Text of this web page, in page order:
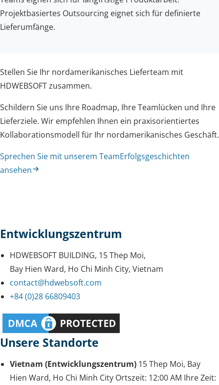
Projektbasiertes Outsourcing eignet sich für definierte
Lieferumfänge.
Stellen Sie Ihr nordamerikanisches Lieferteam mit
HDWEBSOFT zusammen.
Schildern Sie uns Ihre Roadmap, Ihre Teamlücken und Ihre
Lieferziele. Wir empfehlen Ihnen ein praxisorientiertes
Kollaborationsmodell für Ihr nordamerikanisches Geschäft.
Sprechen Sie mit unserem TeamErfolgsgeschichten
ansehen
Entwicklungszentrum
HDWEBSOFT BUILDING, 15 Thep Moi,
Bay Hien Ward, Ho Chi Minh City, Vietnam
contact@hdwebsoft.com
+84 (0)28 66809403
Unsere Standorte
Vietnam (Entwicklungszentrum) 15 Thep Moi, Bay
Hien Ward, Ho Chi Minh City Ortszeit: 12:00 AM Ihre Zeit: